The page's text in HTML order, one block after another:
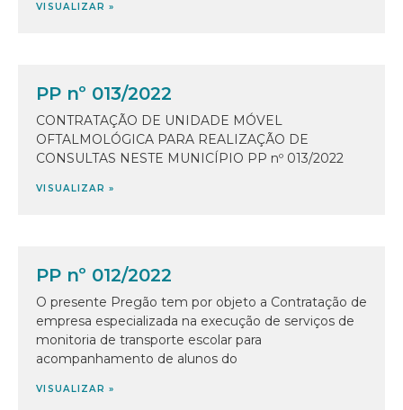
VISUALIZAR »
PP nº 013/2022
CONTRATAÇÃO DE UNIDADE MÓVEL
OFTALMOLÓGICA PARA REALIZAÇÃO DE
CONSULTAS NESTE MUNICÍPIO PP nº 013/2022
VISUALIZAR »
PP nº 012/2022
O presente Pregão tem por objeto a Contratação de
empresa especializada na execução de serviços de
monitoria de transporte escolar para
acompanhamento de alunos do
VISUALIZAR »